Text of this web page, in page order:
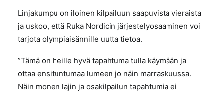
Linjakumpu on iloinen kilpailuun saapuvista vieraista
ja uskoo, että Ruka Nordicin järjestelyosaaminen voi
tarjota olympiaisännille uutta tietoa.
”Tämä on heille hyvä tapahtuma tulla käymään ja
ottaa ensituntumaa lumeen jo näin marraskuussa.
Näin monen lajin ja osakilpailun tapahtumia ei